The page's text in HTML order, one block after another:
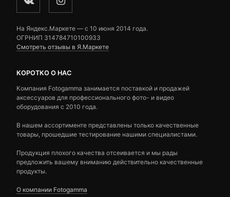
На Яндекс.Маркете — c 10 июня 2014 года.
ОГРНИП 314784710100933
Смотреть отзывы в Я.Маркете
КОРОТКО О НАС
Компания Fotogamma занимается поставкой и продажей
аксессуаров для профессионального фото- и видео
оборудования с 2010 года.
В нашем ассортименте представлены только качественные
товары, прошедшие тестирование нашими специалистами.
Продукция плохого качества отсеивается и мы рады
предложить вашему вниманию действительно качественные
продукты.
О компании Fotogamma